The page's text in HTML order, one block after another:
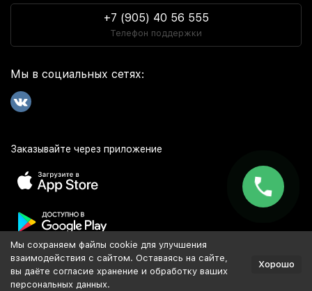
+7 (905) 40 56 555
Телефон поддержки
Мы в социальных сетях:
Заказывайте через приложение
Популярное
Мы сохраняем файлы cookie для улучшения
взаимодействия с сайтом. Оставаясь на сайте,
вы даёте согласие хранение и обработку ваших
персональных данных.
Хорошо